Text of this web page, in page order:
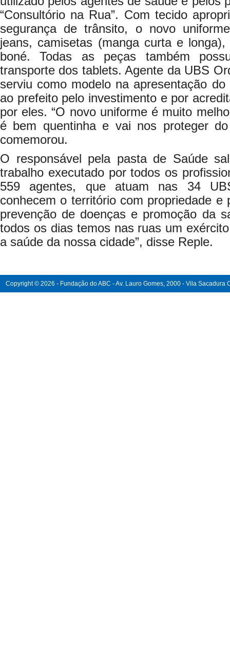
“Consultório na Rua”. Com tecido
segurança de trânsito, o novo
jeans, camisetas (manga curta e
boné. Todas as peças também
transporte dos tablets. Agente da UBS
serviu como modelo na apresentação
ao prefeito pelo investimento e por
por eles. “O novo uniforme é muito
é bem quentinha e vai nos proteger
comemorou.
O responsável pela pasta de Saúde
trabalho executado por todos os
559 agentes, que atuam nas 34
conhecem o território com propriedade e
prevenção de doenças e promoção da
todos os dias temos nas ruas um
a saúde da nossa cidade”, disse Reple.
Copyright © 2026 - Fundação do ABC - Av. Lauro Gomes, 2000 - Vila